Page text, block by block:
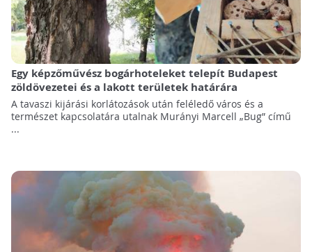
Egy képzőművész bogárhoteleket telepít Budapest
zöldövezetei és a lakott területek határára
A tavaszi kijárási korlátozások után feléledő város és a
természet kapcsolatára utalnak Murányi Marcell „Bug” című
...